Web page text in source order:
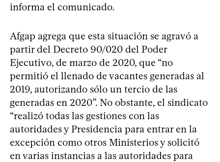
informa el comunicado.
Afgap agrega que esta situación se agravó a
partir del Decreto 90/020 del Poder
Ejecutivo, de marzo de 2020, que “no
permitió el llenado de vacantes generadas al
2019, autorizando sólo un tercio de las
generadas en 2020”. No obstante, el sindicato
“realizó todas las gestiones con las
autoridades y Presidencia para entrar en la
excepción como otros Ministerios y solicitó
en varias instancias a las autoridades para